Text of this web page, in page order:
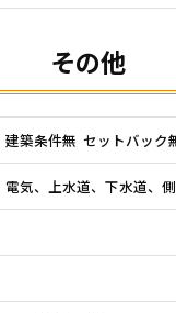
その他
建築条件無 セットバッ
電気、上水道、下水道、